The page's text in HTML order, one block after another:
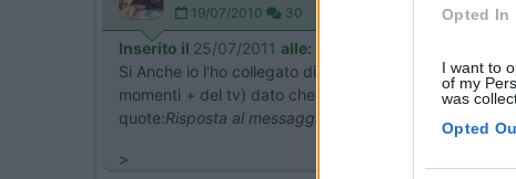
Opted In
I want to
of my
was
Opted
19/07/2010 30
Inserito il 25/07/2011 alle:
Si Anche io l'ho collegato direttamente alla 12 v, ho
momenti + del tv) dato che l'ho montato in mansarda!!
quote:Risposta al messaggio di Pigo inserito in data
>